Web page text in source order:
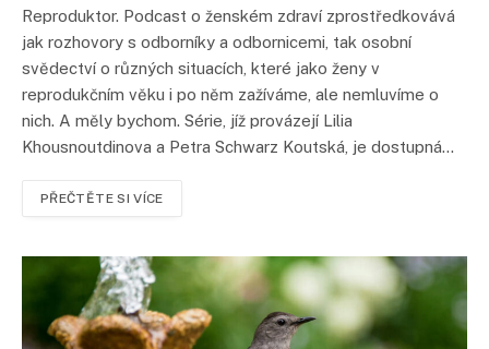
Reproduktor. Podcast o ženském zdraví zprostředkovává
jak rozhovory s odborníky a odbornicemi, tak osobní
svědectví o různých situacích, které jako ženy v
reprodukčním věku i po něm zažíváme, ale nemluvíme o
nich. A měly bychom. Série, jíž provázejí Lilia
Khousnoutdinova a Petra Schwarz Koutská, je dostupná…
PŘEČTĚTE SI VÍCE